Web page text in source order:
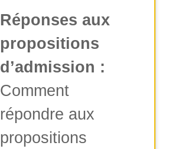
Réponses aux
propositions
d’admission :
Comment
répondre aux
propositions